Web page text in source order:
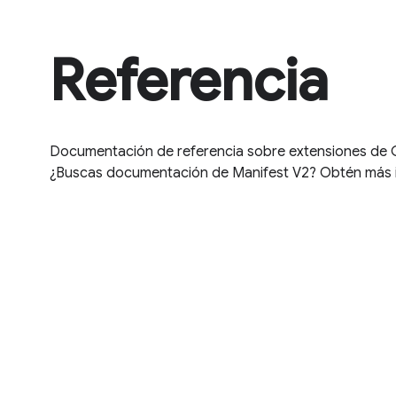
Referencia
Documentación de referencia sobre extensiones de
¿Buscas documentación de Manifest V2? Obtén